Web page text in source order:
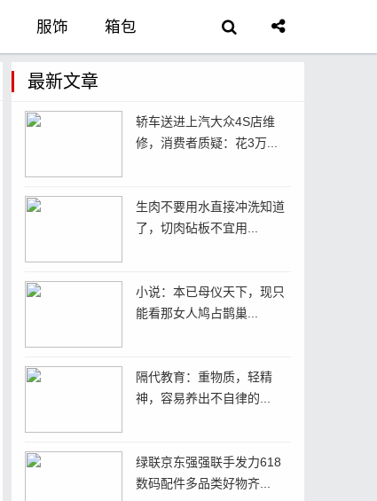
服饰 箱包
家居
最新文章
轿车送进上汽大众4S店维
修，消费者质疑：花3万...
生肉不要用水直接冲洗知道
了，切肉砧板不宜用...
小说：本已母仪天下，现只
能看那女人鸠占鹊巢...
隔代教育：重物质，轻精
神，容易养出不自律的...
绿联京东强强联手发力618
数码配件多品类好物齐...